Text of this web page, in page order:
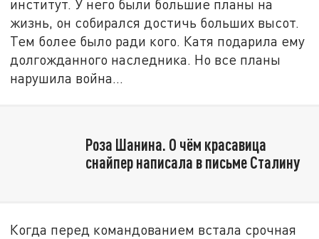
институт. У него были большие планы на
жизнь, он собирался достичь больших высот.
Тем более было ради кого. Катя подарила ему
долгожданного наследника. Но все планы
нарушила война…
Роза Шанина. О чём красавица
снайпер написала в письме Сталину
Когда перед командованием встала срочная